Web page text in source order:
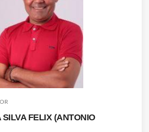
FELIX (ANTONIO